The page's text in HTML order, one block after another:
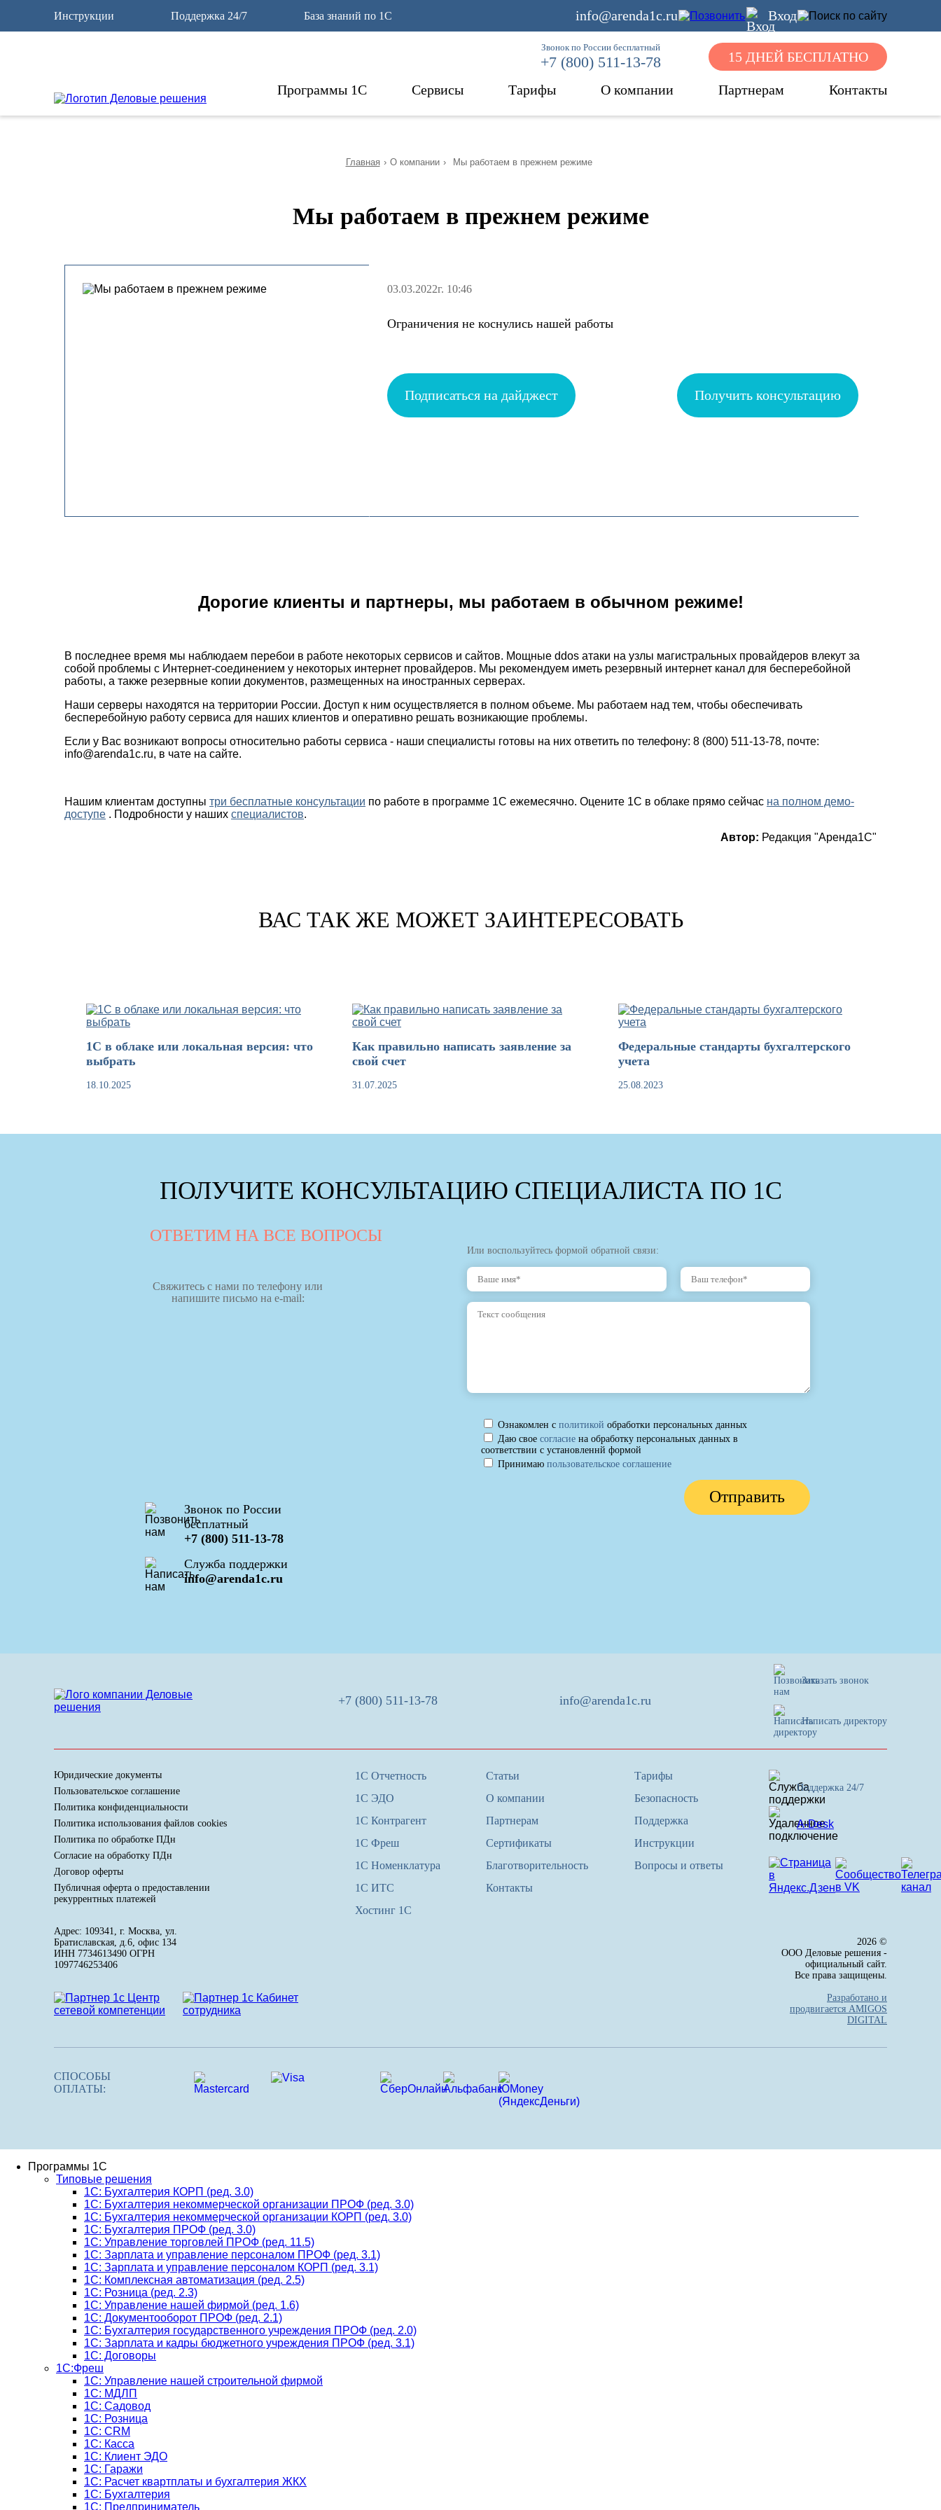
Инструкции Поддержка 24/7 База знаний по 1С info@arenda1c.ru Вход
Звонок по России бесплатный
+7 (800) 511-13-78 15 ДНЕЙ БЕСПЛАТНО
Программы 1С Сервисы Тарифы О компании Партнерам Контакты
Главная › О компании › Мы работаем в прежнем режиме
Мы работаем в прежнем режиме
03.03.2022г. 10:46
Ограничения не коснулись нашей работы
Подписаться на дайджест Получить консультацию
Дорогие клиенты и партнеры, мы работаем в обычном режиме!
В последнее время мы наблюдаем перебои в работе некоторых сервисов и сайтов. Мощные ddos атаки на узлы магистральных провайдеров влекут за
собой проблемы с Интернет-соединением у некоторых интернет провайдеров. Мы рекомендуем иметь резервный интернет канал для бесперебойной
работы, а также резервные копии документов, размещенных на иностранных серверах.
Наши серверы находятся на территории России. Доступ к ним осуществляется в полном объеме. Мы работаем над тем, чтобы обеспечивать
бесперебойную работу сервиса для наших клиентов и оперативно решать возникающие проблемы.
Если у Вас возникают вопросы относительно работы сервиса - наши специалисты готовы на них ответить по телефону: 8 (800) 511-13-78, почте:
info@arenda1c.ru, в чате на сайте.
Нашим клиентам доступны три бесплатные консультации по работе в программе 1С ежемесячно. Оцените 1С в облаке прямо сейчас на полном демо-
доступе . Подробности у наших специалистов.
Автор: Редакция "Аренда1С"
ВАС ТАК ЖЕ МОЖЕТ ЗАИНТЕРЕСОВАТЬ
1С в облаке или локальная версия: что
выбрать
18.10.2025
Как правильно написать заявление за
свой счет
31.07.2025
Федеральные стандарты бухгалтерского
учета
25.08.2023
ПОЛУЧИТЕ КОНСУЛЬТАЦИЮ СПЕЦИАЛИСТА ПО 1С
ОТВЕТИМ НА ВСЕ ВОПРОСЫ
Свяжитесь с нами по телефону или
напишите письмо на e-mail:
Звонок по России
бесплатный
+7 (800) 511-13-78
Служба поддержки
info@arenda1c.ru
Или воспользуйтесь формой обратной связи:
Ознакомлен с политикой обработки персональных данных
Даю свое согласие на обработку персональных данных в
соответствии с установленнй формой
Принимаю пользовательское соглашение
Отправить
+7 (800) 511-13-78 info@arenda1c.ru
Заказать звонок
Написать директору
Юридические документы
Пользовательское соглашение
Политика конфиденциальности
Политика использования файлов cookies
Политика по обработке ПДн
Cогласие на обработку ПДн
Договор оферты
Публичная оферта о предоставлении
рекуррентных платежей
Адрес: 109341, г. Москва, ул.
Братиславская, д.6, офис 134
ИНН 7734613490 ОГРН
1097746253406
1С Отчетность
1С ЭДО
1С Контрагент
1С Фреш
1С Номенклатура
1С ИТС
Хостинг 1С
Статьи
О компании
Партнерам
Сертификаты
Благотворительность
Контакты
Тарифы
Безопасность
Поддержка
Инструкции
Вопросы и ответы
Поддержка 24/7
A-Desk
2026 ©
ООО Деловые решения -
официальный сайт.
Все права защищены.
Разработано и
продвигается AMIGOS
DIGITAL
СПОСОБЫ
ОПЛАТЫ:
Программы 1С
Типовые решения
1C: Бухгалтерия КОРП (ред. 3.0)
1С: Бухгалтерия некоммерческой организации ПРОФ (ред. 3.0)
1С: Бухгалтерия некоммерческой организации КОРП (ред. 3.0)
1C: Бухгалтерия ПРОФ (ред. 3.0)
1C: Управление торговлей ПРОФ (ред. 11.5)
1C: Зарплата и управление персоналом ПРОФ (ред. 3.1)
1C: Зарплата и управление персоналом КОРП (ред. 3.1)
1C: Комплексная автоматизация (ред. 2.5)
1С: Розница (ред. 2.3)
1С: Управление нашей фирмой (ред. 1.6)
1С: Документооборот ПРОФ (ред. 2.1)
1C: Бухгалтерия государственного учреждения ПРОФ (ред. 2.0)
1C: Зарплата и кадры бюджетного учреждения ПРОФ (ред. 3.1)
1С: Договоры
1С:Фреш
1С: Управление нашей строительной фирмой
1С: МДЛП
1С: Садовод
1С: Розница
1C: CRM
1C: Касса
1С: Клиент ЭДО
1С: Гаражи
1C: Расчет квартплаты и бухгалтерия ЖКХ
1C: Бухгалтерия
1C: Предприниматель